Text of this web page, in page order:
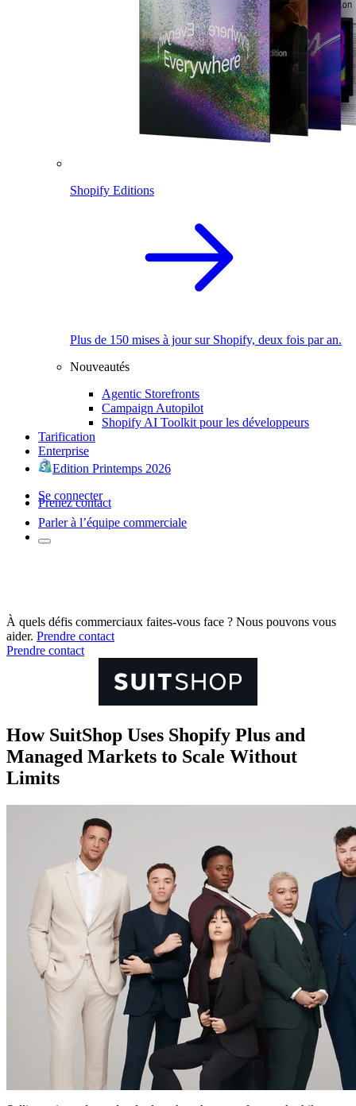
Shopify Editions
Plus de 150 mises à jour sur Shopify, deux fois par an.
Nouveautés
Agentic Storefronts
Campaign Autopilot
Shopify AI Toolkit pour les développeurs
Tarification
Enterprise
Edition Printemps 2026
Se connecter
Prenez contact
Parler à l’équipe commerciale
À quels défis commerciaux faites-vous face ? Nous pouvons vous
aider. Prendre contact
Prendre contact
How SuitShop Uses Shopify Plus and
Managed Markets to Scale Without
Limits